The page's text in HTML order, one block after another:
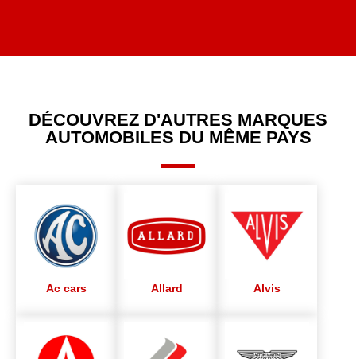
DÉCOUVREZ D'AUTRES MARQUES
AUTOMOBILES DU MÊME PAYS
Ac cars Allard Alvis